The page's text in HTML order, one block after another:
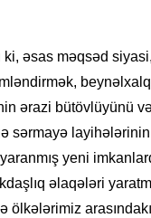
ki, əsas məqsəd
ərazi bütövlüyünü
sərmayə
yeni
əlaqələri